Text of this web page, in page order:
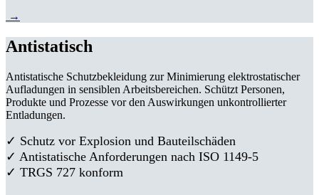
→
Antistatisch
Antistatische Schutzbekleidung zur Minimierung elektrostatischer
Aufladungen in sensiblen Arbeitsbereichen. Schützt Personen,
Produkte und Prozesse vor den Auswirkungen unkontrollierter
Entladungen.
✓ Schutz vor Explosion und Bauteilschäden
✓ Antistatische Anforderungen nach ISO 1149-5
✓ TRGS 727 konform